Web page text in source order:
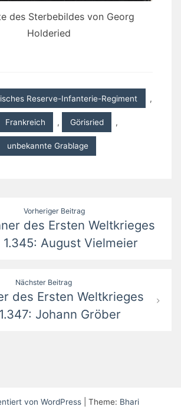
des Sterbebildes von Georg
Holderied
Reserve-Infanterie-Regiment ,
Frankreich , Görisried ,
unbekannte Grablage
Vorheriger Beitrag
des Ersten Weltkrieges
1.345: August Vielmeier
Nächster Beitrag
des Ersten Weltkrieges
Johann Gröber
von WordPress Theme: Bhari